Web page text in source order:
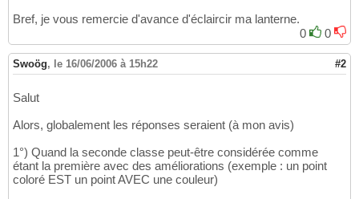
Bref, je vous remercie d'avance d'éclaircir ma lanterne.
0
0
Swoög, le 16/06/2006 à 15h22 #2
Salut
Alors, globalement les réponses seraient (à mon avis)
1°) Quand la seconde classe peut-être considérée comme
étant la première avec des améliorations (exemple : un point
coloré EST un point AVEC une couleur)